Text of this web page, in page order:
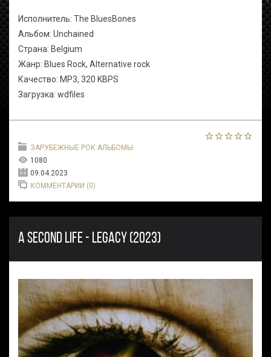
Исполнитель: The BluesBones
Альбом: Unchained
Страна: Belgium
Жанр: Blues Rock, Alternative rock
Качество: MP3, 320 KBPS
Загрузка: wdfiles
ЗАРУБЕЖНЫЕ РОК АЛЬБОМЫ
1080
09.04.2023
КОММЕНТАРИИ (0)
A SECOND LIFE - LEGACY (2023)